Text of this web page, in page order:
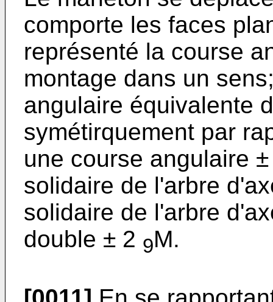
comporte les faces
représenté la course
montage dans un
angulaire équivalente
symétirquement par
une course angulaire
solidaire de l'arbre
solidaire de l'arbre
double ± 2 9M.